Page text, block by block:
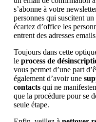
s’abonne à votre
personnes qui suscitent un
écartez d’office les
entrent des adresses
Toujours dans cette
le process de
vous permet d’une part
également d’avoir une
contacts qui ne
que la procédure pour se
seule étape.